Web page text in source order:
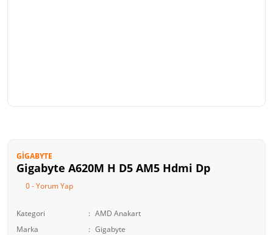
GIGABYTE
Gigabyte A620M H D5 AM5 Hdmi Dp
0 - Yorum Yap
Kategori
AMD Anakart
Marka
Gigabyte